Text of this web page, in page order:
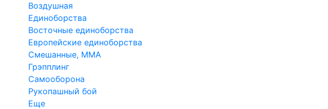
Воздушная
Единоборства
Восточные единоборства
Европейские единоборства
Смешанные, ММА
Грэпплинг
Самооборона
Рукопашный бой
Еще